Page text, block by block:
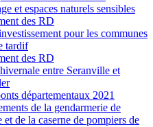
et espaces naturels sensibles
des RD
pour les communes
tardif
des RD
entre Seranville et
départementaux 2021
de la gendarmerie de
de la caserne de pompiers de